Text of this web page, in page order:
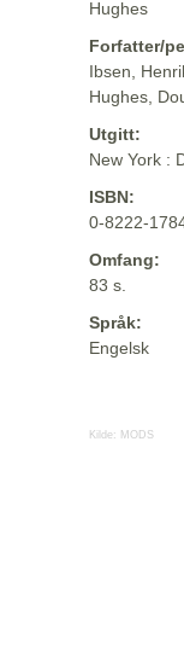
Hughes
Forfatter/
Ibsen,
Hughes,
Utgitt:
New York :
ISBN:
0-8222-
Omfang:
83 s.
Språk:
Engelsk
Kilde: MODS